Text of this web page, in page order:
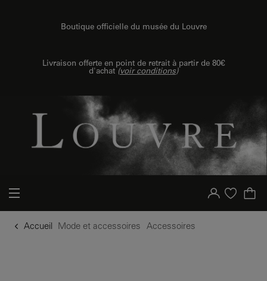
Boutique officielle du musée du Louvre
Livraison offerte en point de retrait à partir de 80€
d'achat (voir conditions)
Votre compte
Liste d'achat
Accueil Mode et accessoires Accessoires